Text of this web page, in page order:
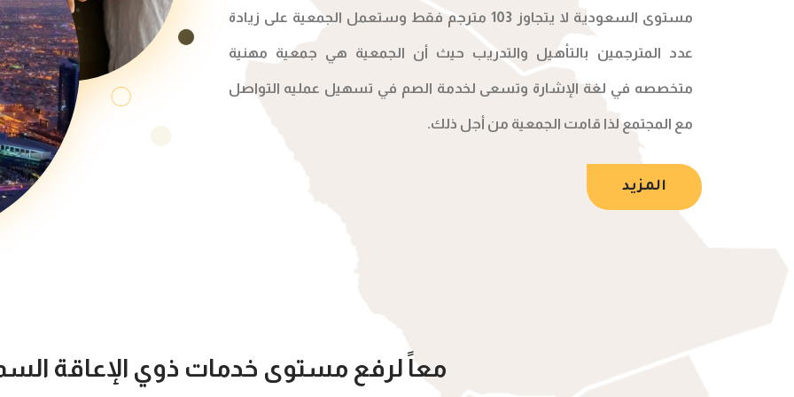
مستوى السعودية لا يتجاوز 103 مترجم فقط وستعمل الجمعية على زيادة
عدد المترجمين بالتأهيل والتدريب حيث أن الجمعية هي جمعية مهنية
متخصصه في لغة الإشارة وتسعى لخدمة الصم في تسهيل عمليه التواصل
مع المجتمع لذا قامت الجمعية من أجل ذلك.
المزيد
معاً لرفع مستوى خدمات ذوي الإعاقة